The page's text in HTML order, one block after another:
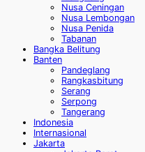
Nusa Ceningan
Nusa Lembongan
Nusa Penida
Tabanan
Bangka Belitung
Banten
Pandeglang
Rangkasbitung
Serang
Serpong
Tangerang
Indonesia
Internasional
Jakarta